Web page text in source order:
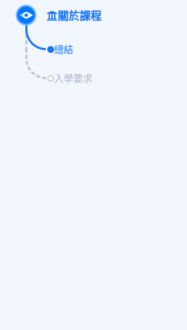
關於課程
總結
入學要求